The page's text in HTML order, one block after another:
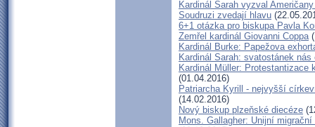
Kardinál Sarah vyzval
Soudruzi zvedají hlavu
6+1 otázka pro biskupa Pavla
Zemřel kardinál Giovanni Coppa
Kardinál Burke: Papežova
Kardinál Sarah: svatostánek nás
Kardinál Müller:
(01.04.2016)
Patriarcha Kyrill - nejvyšší
(14.02.2016)
Nový biskup plzeňské diecéze
Mons. Gallagher: Unijní